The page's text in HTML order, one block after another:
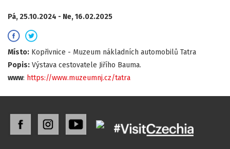
Pá, 25.10.2024 - Ne, 16.02.2025
Místo: Kopřivnice - Muzeum nákladních automobilů Tatra
Popis: Výstava cestovatele Jiřího Bauma.
www: https://www.muzeumnj.cz/tatra